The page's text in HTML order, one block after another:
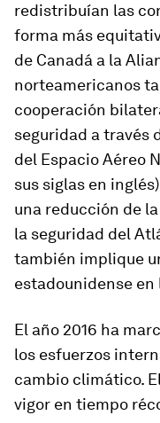
redistribuían las
forma más
de Canadá a la
norteamericanos
cooperación
seguridad a través
del Espacio Aéreo
sus siglas en
una reducción de
la seguridad del
también implique
estadounidense en
El año 2016 ha
los esfuerzos
cambio climático.
vigor en tiempo